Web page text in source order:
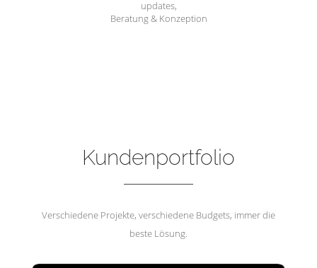
updates,
Beratung & Konzeption
Kundenportfolio
Verschiedene Projekte, verschiedene Budgets, immer die
beste Lösung.